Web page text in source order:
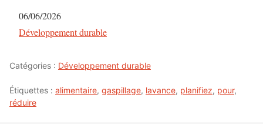
Date
06/06/2026
Par rapport à
Développement durable
Catégories : Développement durable
Étiquettes : alimentaire, gaspillage, lavance, planifiez, pour,
réduire